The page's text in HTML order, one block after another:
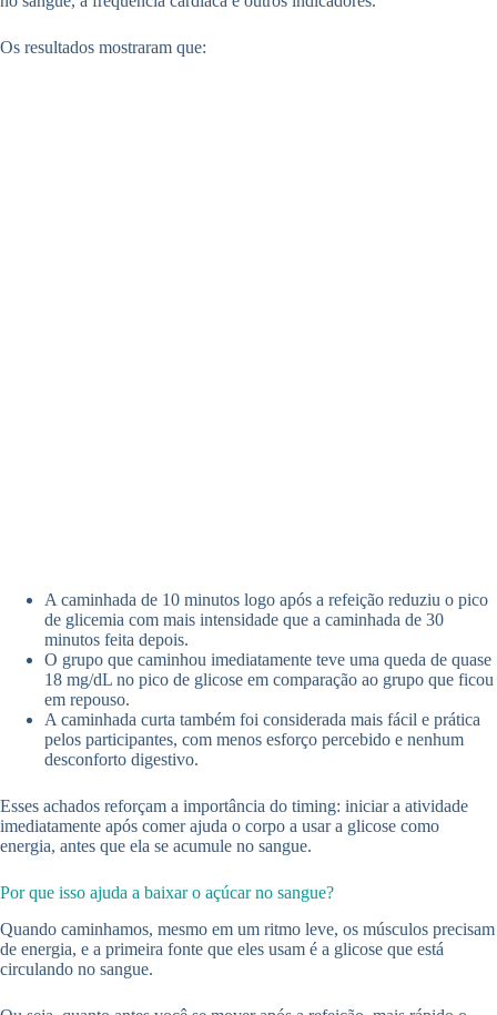
Os resultados mostraram que:
A caminhada de 10 minutos logo após a refeição reduziu o pico
de glicemia com mais intensidade que a caminhada de 30
minutos feita depois.
O grupo que caminhou imediatamente teve uma queda de quase
18 mg/dL no pico de glicose em comparação ao grupo que ficou
em repouso.
A caminhada curta também foi considerada mais fácil e prática
pelos participantes, com menos esforço percebido e nenhum
desconforto digestivo.
Esses achados reforçam a importância do timing: iniciar a atividade
imediatamente após comer ajuda o corpo a usar a glicose como
energia, antes que ela se acumule no sangue.
Por que isso ajuda a baixar o açúcar no sangue?
Quando caminhamos, mesmo em um ritmo leve, os músculos precisam
de energia, e a primeira fonte que eles usam é a glicose que está
circulando no sangue.